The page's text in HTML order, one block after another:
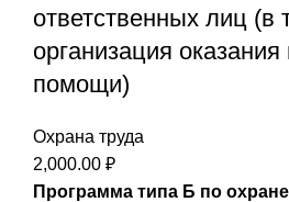
ответственных лиц (в
организация оказания
помощи)
Охрана труда
2,000.00 ₽
Программа типа Б по